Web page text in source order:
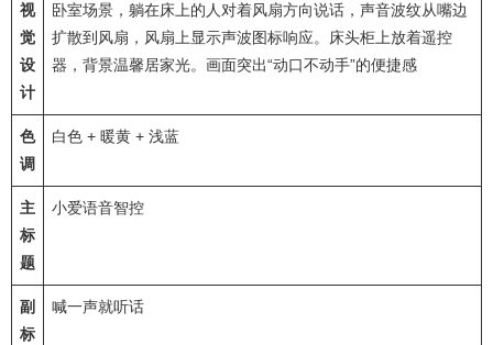
视
觉
设
计
卧室场景，躺在床上的人对着风扇方向说话，声音波纹从嘴边
扩散到风扇，风扇上显示声波图标响应。床头柜上放着遥控
器，背景温馨居家光。画面突出“动口不动手”的便捷感
色
调
白色 + 暖黄 + 浅蓝
主
标
题
小爱语音智控
副
标
喊一声就听话